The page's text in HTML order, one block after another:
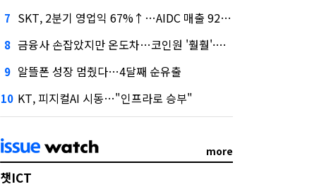
7 SKT, 2분기 영업익 67%↑…AIDC 매출 92% 급증
8 금융사 손잡았지만 온도차…코인원 '훨훨'·코빗 '잠잠'
9 알뜰폰 성장 멈췄다…4달째 순유출
10 KT, 피지컬AI 시동…"인프라로 승부"
more
챗ICT